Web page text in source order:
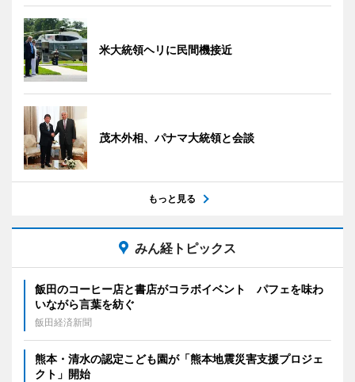
米大統領ヘリに民間機接近
茂木外相、パナマ大統領と会談
もっと見る
みん経トピックス
飯田のコーヒー店と書店がコラボイベント パフェを味わ
いながら言葉を紡ぐ
飯田経済新聞
熊本・清水の認定こども園が「熊本地震災害支援プロジェ
クト」開始